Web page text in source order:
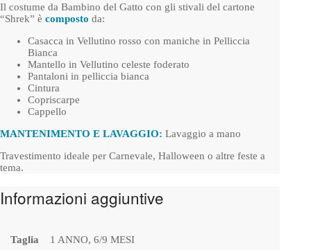
Il costume da Bambino del Gatto con gli stivali del cartone
“Shrek” è composto da:
Casacca in Vellutino rosso con maniche in Pelliccia
Bianca
Mantello in Vellutino celeste foderato
Pantaloni in pelliccia bianca
Cintura
Copriscarpe
Cappello
MANTENIMENTO E LAVAGGIO: Lavaggio a mano
Travestimento ideale per Carnevale, Halloween o altre feste a
tema.
Informazioni aggiuntive
Taglia 1 ANNO, 6/9 MESI